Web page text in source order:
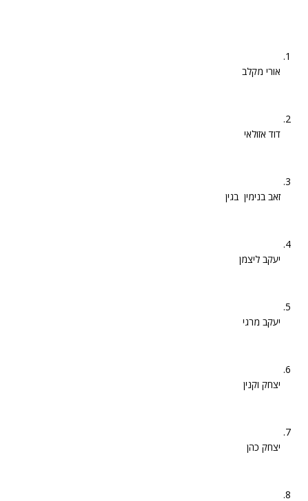
אורי מקלב
דוד אזולאי
זאב בנימין בגין
יעקב ליצמן
יעקב מרגי
יצחק וקנין
יצחק כהן